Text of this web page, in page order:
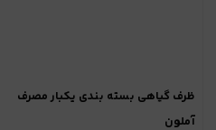
ظرف گیاهی بسته بندی یکبار مصرف
آملون